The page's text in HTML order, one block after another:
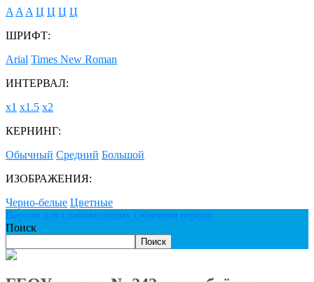
A A A Ц Ц Ц Ц
ШРИФТ:
Arial Times New Roman
ИНТЕРВАЛ:
х1 х1.5 х2
КЕРНИНГ:
Обычный Средний Большой
ИЗОБРАЖЕНИЯ:
Черно-белые Цветные
Версия для слабовидящих Обычная версия
Поиск
Поиск